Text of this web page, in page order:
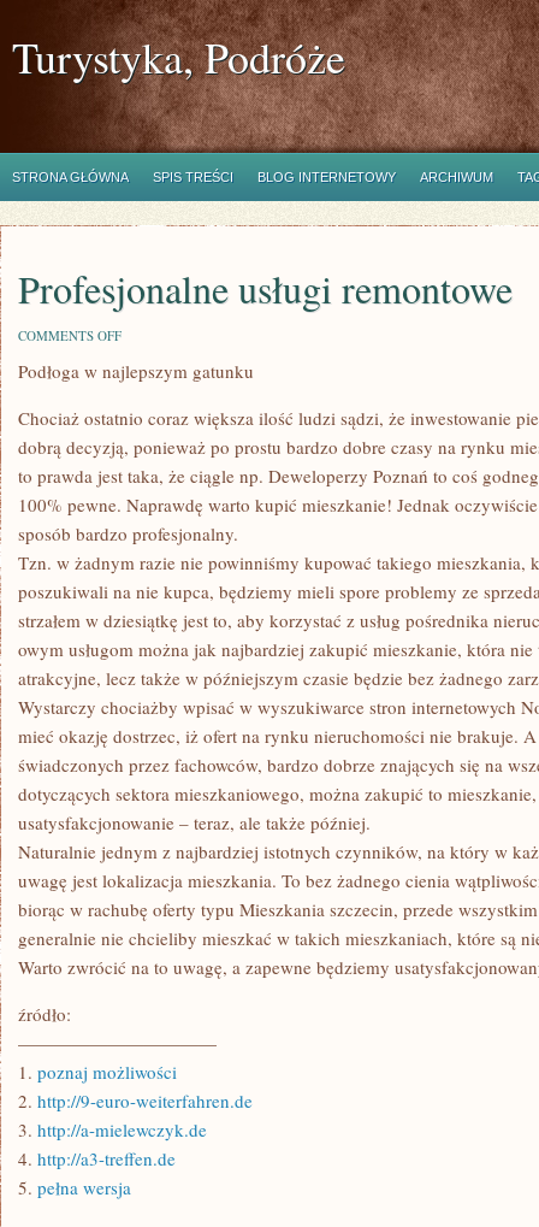
Turystyka, Podróże
STRONA GŁÓWNA SPIS TREŚCI BLOG INTERNETOWY ARCHIWUM
Profesjonalne usługi remontowe
COMMENTS OFFON
USŁUGI
REMONTOWE
Podłoga w najlepszym gatunku
Chociaż ostatnio coraz większa ilość ludzi sądzi, że inwestowanie
dobrą decyzją, ponieważ po prostu bardzo dobre czasy na rynku
to prawda jest taka, że ciągle np. Deweloperzy Poznań to coś
100% pewne. Naprawdę warto kupić mieszkanie! Jednak
sposób bardzo profesjonalny.
Tzn. w żadnym razie nie powinniśmy kupować takiego mieszkania,
poszukiwali na nie kupca, będziemy mieli spore problemy ze
strzałem w dziesiątkę jest to, aby korzystać z usług pośrednika
owym usługom można jak najbardziej zakupić mieszkanie, która
atrakcyjne, lecz także w późniejszym czasie będzie bez żadnego
Wystarczy chociażby wpisać w wyszukiwarce stron internetowych
mieć okazję dostrzec, iż ofert na rynku nieruchomości nie brakuje.
świadczonych przez fachowców, bardzo dobrze znających się na
dotyczących sektora mieszkaniowego, można zakupić to
usatysfakcjonowanie – teraz, ale także później.
Naturalnie jednym z najbardziej istotnych czynników, na który w
uwagę jest lokalizacja mieszkania. To bez żadnego cienia
biorąc w rachubę oferty typu Mieszkania szczecin, przede
generalnie nie chcieliby mieszkać w takich mieszkaniach, które są
Warto zwrócić na to uwagę, a zapewne będziemy
źródło:
———————————
1. poznaj możliwości
2. http://9-euro-weiterfahren.de
3. http://a-mielewczyk.de
4. http://a3-treffen.de
5. pełna wersja